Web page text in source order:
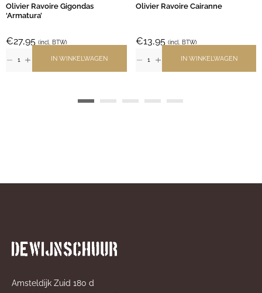
Olivier Ravoire Gigondas
‘Armatura’
€27,95 (incl. BTW)
IN WINKELWAGEN
Olivier Ravoire Cairanne
€13,95 (incl. BTW)
IN WINKELWAGEN
Amsteldijk Zuid 180 d